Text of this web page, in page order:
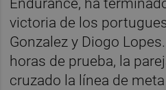
Endurance, ha
victoria de los
Gonzalez y Diogo
horas de prueba, la
cruzado la línea de